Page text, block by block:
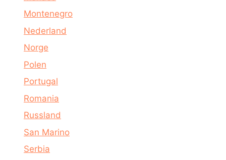
Montenegro
Nederland
Norge
Polen
Portugal
Romania
Russland
San Marino
Serbia